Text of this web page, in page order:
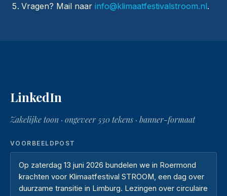
Vragen? Mail naarinfo@klimaatfestivalstroom.nl.
LinkedIn
Zakelijke toon · ongeveer 530 tekens · banner-formaat
VOORBEELDPOST